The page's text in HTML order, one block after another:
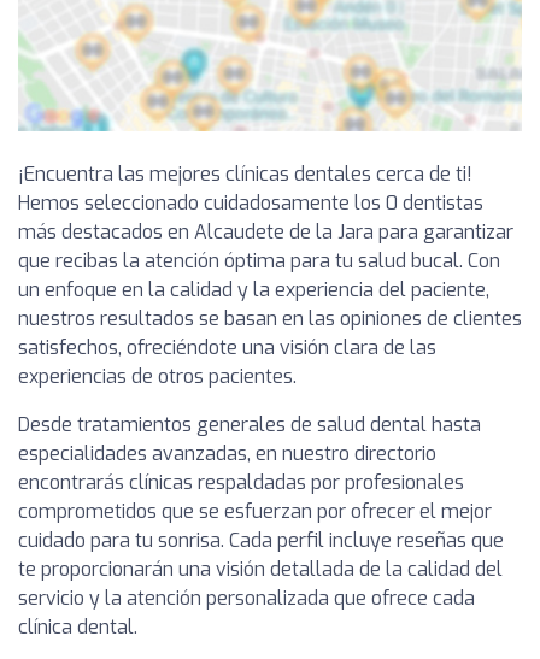
¡Encuentra las mejores clínicas dentales cerca de ti!
Hemos seleccionado cuidadosamente los 0 dentistas
más destacados en Alcaudete de la Jara para garantizar
que recibas la atención óptima para tu salud bucal. Con
un enfoque en la calidad y la experiencia del paciente,
nuestros resultados se basan en las opiniones de clientes
satisfechos, ofreciéndote una visión clara de las
experiencias de otros pacientes.
Desde tratamientos generales de salud dental hasta
especialidades avanzadas, en nuestro directorio
encontrarás clínicas respaldadas por profesionales
comprometidos que se esfuerzan por ofrecer el mejor
cuidado para tu sonrisa. Cada perfil incluye reseñas que
te proporcionarán una visión detallada de la calidad del
servicio y la atención personalizada que ofrece cada
clínica dental.